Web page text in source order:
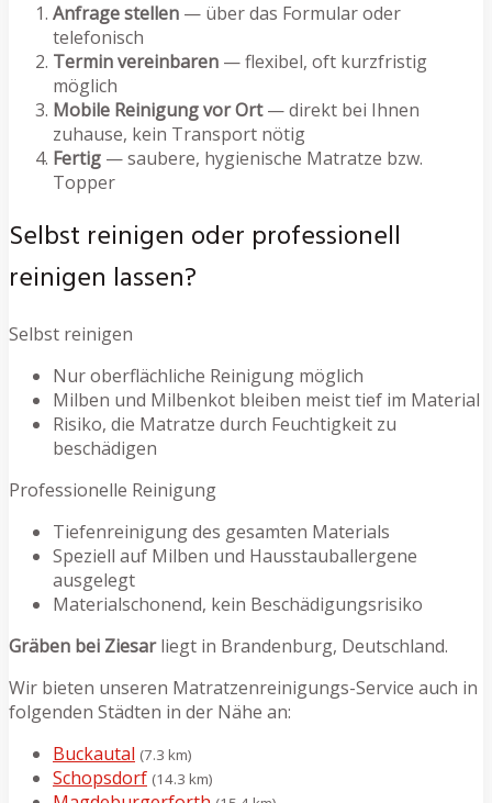
Anfrage stellen — über das Formular oder
telefonisch
Termin vereinbaren — flexibel, oft kurzfristig
möglich
Mobile Reinigung vor Ort— direkt bei Ihnen
zuhause, kein Transport nötig
Fertig — saubere, hygienische Matratze bzw.
Topper
Selbst reinigen oder professionell
reinigen lassen?
Selbst reinigen
Nur oberflächliche Reinigung möglich
Milben und Milbenkot bleiben meist tief im Material
Risiko, die Matratze durch Feuchtigkeit zu
beschädigen
Professionelle Reinigung
Tiefenreinigung des gesamten Materials
Speziell auf Milben und Hausstauballergene
ausgelegt
Materialschonend, kein Beschädigungsrisiko
Gräben bei Ziesarliegt in Brandenburg, Deutschland.
Wir bieten unseren Matratzenreinigungs-Service auch in
folgenden Städten in der Nähe an:
Buckautal (7.3 km)
Schopsdorf (14.3 km)